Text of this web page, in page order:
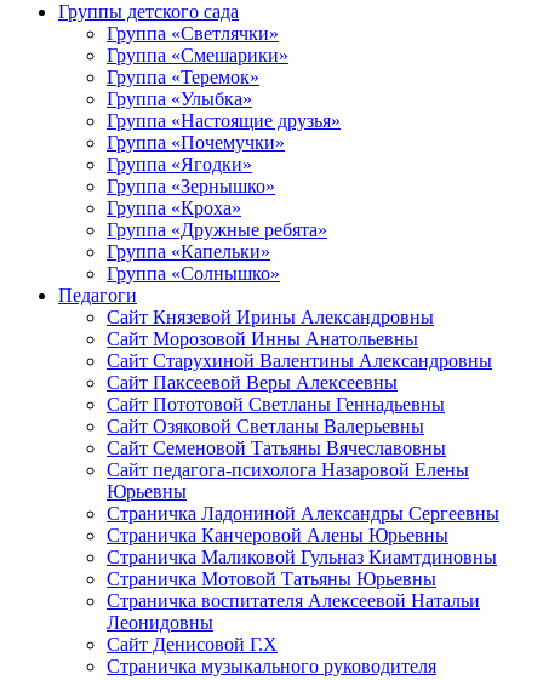
Группы детского сада
Группа «Светлячки»
Группа «Смешарики»
Группа «Теремок»
Группа «Улыбка»
Группа «Настоящие друзья»
Группа «Почемучки»
Группа «Ягодки»
Группа «Зернышко»
Группа «Кроха»
Группа «Дружные ребята»
Группа «Капельки»
Группа «Солнышко»
Педагоги
Сайт Князевой Ирины Александровны
Сайт Морозовой Инны Анатольевны
Сайт Старухиной Валентины Александровны
Сайт Паксеевой Веры Алексеевны
Сайт Пототовой Светланы Геннадьевны
Сайт Озяковой Светланы Валерьевны
Сайт Семеновой Татьяны Вячеславовны
Сайт педагога-психолога Назаровой Елены
Юрьевны
Страничка Ладониной Александры Сергеевны
Страничка Канчеровой Алены Юрьевны
Страничка Маликовой Гульназ Киамтдиновны
Страничка Мотовой Татьяны Юрьевны
Cтраничка воспитателя Алексеевой Натальи
Леонидовны
Сайт Денисовой Г.Х
Страничка музыкального руководителя